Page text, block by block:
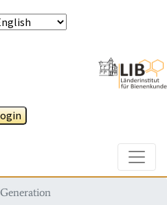
Generation